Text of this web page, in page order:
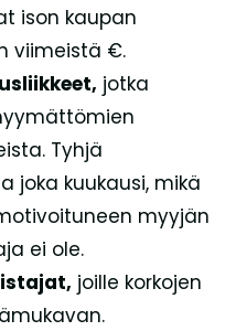
ison kaupan
viimeistä €.
jotka
Tyhjä
joka kuukausi, mikä
myyjän
ei ole.
joille korkojen